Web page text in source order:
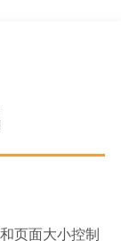
页面大小控制